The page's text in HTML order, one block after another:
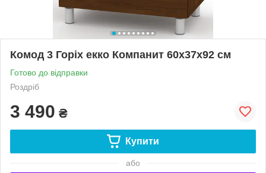
Комод 3 Горіх екко Компанит 60х37х92 см
Готово до відправки
Роздріб
3 490 ₴
Купити
або